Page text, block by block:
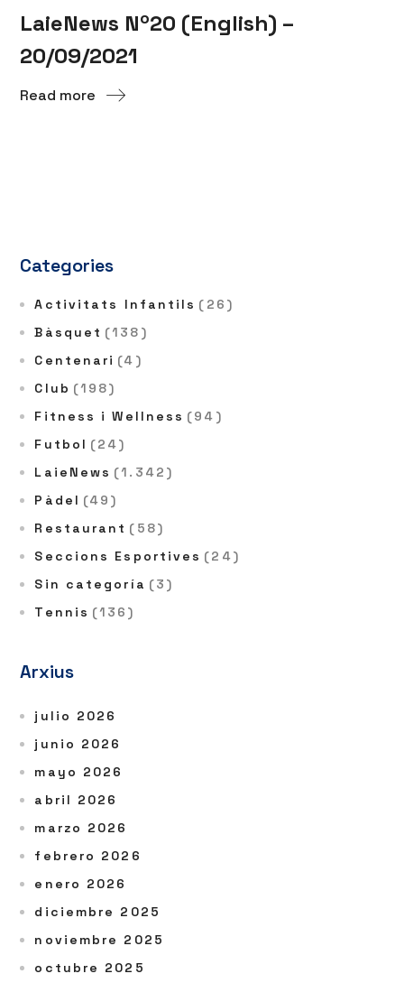
LaieNews Nº20 (English) –
20/09/2021
Read more
Categories
Activitats Infantils (26)
Bàsquet (138)
Centenari (4)
Club (198)
Fitness i Wellness (94)
Futbol (24)
LaieNews (1.342)
Pàdel (49)
Restaurant (58)
Seccions Esportives (24)
Sin categoría (3)
Tennis (136)
Arxius
julio 2026
junio 2026
mayo 2026
abril 2026
marzo 2026
febrero 2026
enero 2026
diciembre 2025
noviembre 2025
octubre 2025